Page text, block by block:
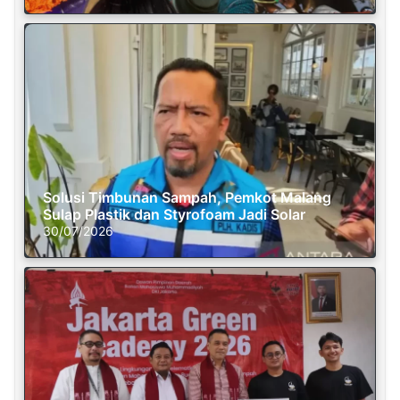
Solusi Timbunan Sampah, Pemkot Malang
Sulap Plastik dan Styrofoam Jadi Solar
30/07/2026